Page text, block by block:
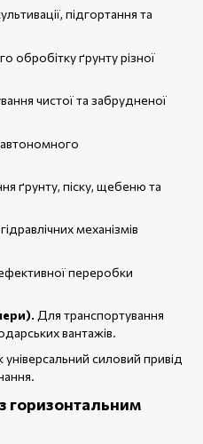
підгортання та
обробітку ґрунту різної
чистої та забрудненої
ґрунту, піску, щебеню та
механізмів
переробки
Для транспортування
вантажів.
універсальний силовий привід
горизонтальним